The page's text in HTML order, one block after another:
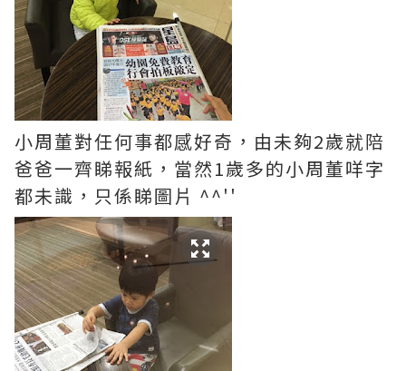
小周董對任何事都感好奇，由未夠2歲就陪
爸爸一齊睇報紙，當然1歲多的小周董咩字
都未識，只係睇圖片 ^^''